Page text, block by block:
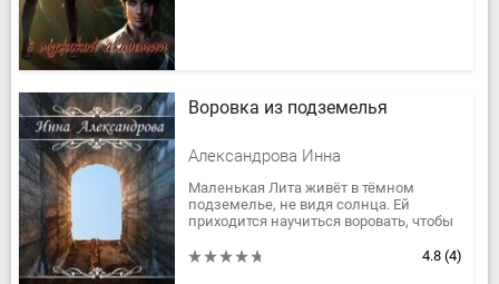
Воровка из подземелья
Александрова Инна
Маленькая Лита живёт в тёмном
подземелье, не видя солнца. Ей
приходится научиться воровать, чтобы
соседи живут под землёй; другой...4.8 (4)